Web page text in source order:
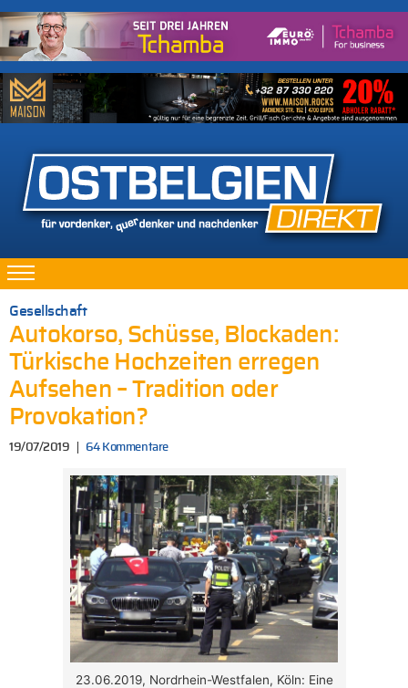
Gesellschaft
Autokorso, Schüsse, Blockaden:
Türkische Hochzeiten erregen
Aufsehen – Tradition oder
Provokation?
19/07/2019 64 Kommentare
23.06.2019, Nordrhein-Westfalen, Köln: Eine